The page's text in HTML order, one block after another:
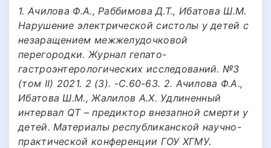
1. Ачилова Ф.А., Раббимова Д.Т., Ибатова Ш.М.
Нарушение электрической систолы у детей с
незаращением межжелудочковой
перегородки. Журнал гепато-
гастроэнтерологических исследований. №3
(том II) 2021. 2 (3). -С.60-63. 2. Ачилова Ф.А.,
Ибатова Ш.М., Жалилов А.Х. Удлиненный
интервал QT – предиктор внезапной смерти у
детей. Материалы республиканской научно-
практической конференции ГОУ ХГМУ.